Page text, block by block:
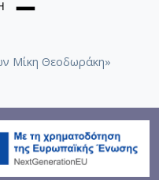
Μίκη Θεοδωράκη»